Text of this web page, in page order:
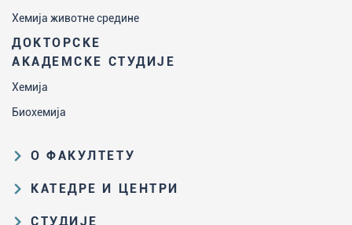
Хемија животне средине
ДОКТОРСКЕ
АКАДЕМСКЕ СТУДИЈЕ
Хемија
Биохемија
О ФАКУЛТЕТУ
Образовна и научна делатност
КАТЕДРЕ И ЦЕНТРИ
Катедра за аналитичку хемију
СТУДИЈЕ